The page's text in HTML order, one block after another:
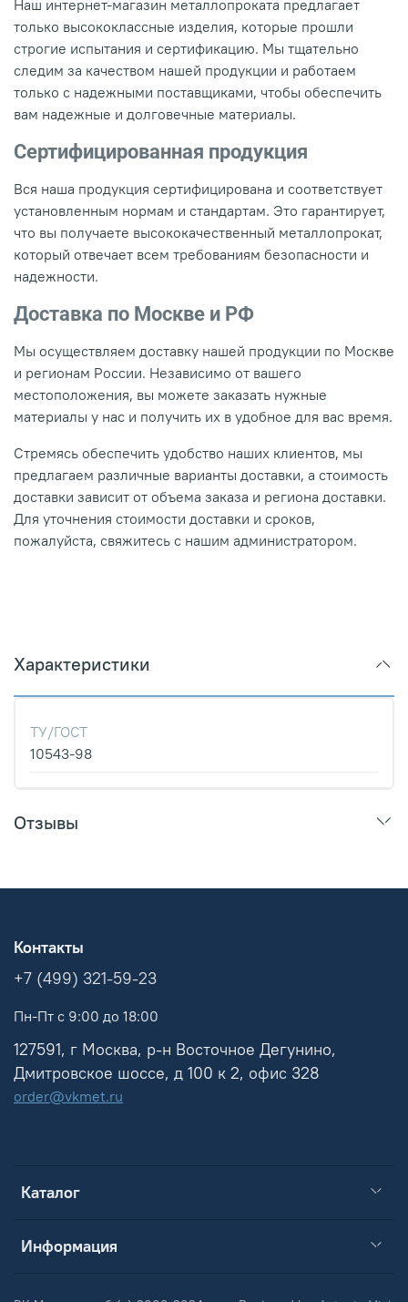
Наш интернет-магазин металлопроката предлагает
только высококлассные изделия, которые прошли
строгие испытания и сертификацию. Мы тщательно
следим за качеством нашей продукции и работаем
только с надежными поставщиками, чтобы обеспечить
вам надежные и долговечные материалы.
Сертифицированная продукция
Вся наша продукция сертифицирована и соответствует
установленным нормам и стандартам. Это гарантирует,
что вы получаете высококачественный металлопрокат,
который отвечает всем требованиям безопасности и
надежности.
Доставка по Москве и РФ
Мы осуществляем доставку нашей продукции по Москве
и регионам России. Независимо от вашего
местоположения, вы можете заказать нужные
материалы у нас и получить их в удобное для вас время.
Стремясь обеспечить удобство наших клиентов, мы
предлагаем различные варианты доставки, а стоимость
доставки зависит от объема заказа и региона доставки.
Для уточнения стоимости доставки и сроков,
пожалуйста, свяжитесь с нашим администратором.
Характеристики
ТУ/ГОСТ
10543-98
Отзывы
Каталог
Информация
Контакты
+7 (499) 321-59-23
Пн-Пт с 9:00 до 18:00
127591, г Москва, р-н Восточное Дегунино,
Дмитровское шоссе, д 100 к 2, офис 328
order@vkmet.ru